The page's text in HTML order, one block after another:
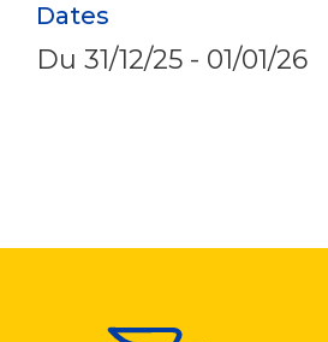
Dates
Du 31/12/25 - 01/01/26